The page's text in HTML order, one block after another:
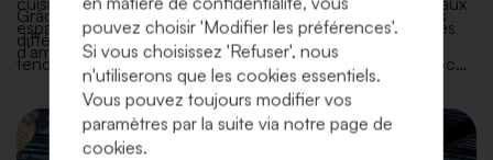
espaces lounge, pistes de danse, décorations et touches
d’ambiance.
Grâce à notre vaste stock de matériaux de qualité, à nos
différents styles et à notre attention aux dernières
tendances, nous allions fonctionnalité et esthétique avec
un service de premier ordre pour rendre votre journée
inoubliable.
pouvez choisir 'Modifier les préférences'.
Si vous choisissez 'Refuser', nous
n'utiliserons que les cookies essentiels.
Vous pouvez toujours modifier vos
paramètres par la suite via notre page de
cookies.